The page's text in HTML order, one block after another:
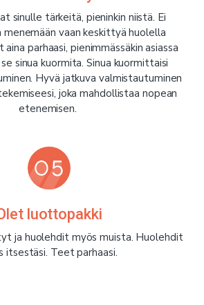
sinulle tärkeitä, pieninkin niistä. Ei
menemään vaan keskittyä huolella
parhaasi, pienimmässäkin asiassa
sinua kuormita. Sinua kuormittaisi
Hyvä jatkuva valmistautuminen
joka mahdollistaa nopean
etenemisen.
luottopakki
ja huolehdit myös muista. Huolehdit
itsestäsi. Teet parhaasi.